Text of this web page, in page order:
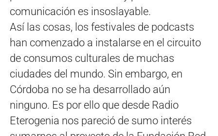
comunicación es insoslayable.
Así las cosas, los festivales de podcasts
han comenzado a instalarse en el circuito
de consumos culturales de muchas
ciudades del mundo. Sin embargo, en
Córdoba no se ha desarrollado aún
ninguno. Es por ello que desde Radio
Eterogenia nos pareció de sumo interés